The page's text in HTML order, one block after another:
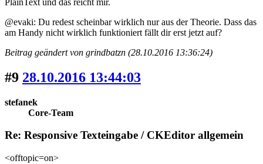
@evaki: Du redest scheinbar wirklich nur aus der Theorie. Dass das
am Handy nicht wirklich funktioniert fällt dir erst jetzt auf?
Beitrag geändert von grindbatzn (28.10.2016 13:36:24)
#9 28.10.2016 13:44:03
stefanek
Core-Team
Re: Responsive Texteingabe / CKEditor allgemein
<offtopic=on>